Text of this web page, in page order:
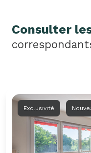
Consulter
Exclusivité